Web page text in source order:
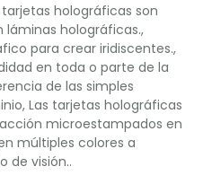
holográficas son
láminas holográficas.,
para crear iridiscentes.,
en toda o parte de la
de las simples
Las tarjetas holográficas
microestampados en
múltiples colores a
de visión..